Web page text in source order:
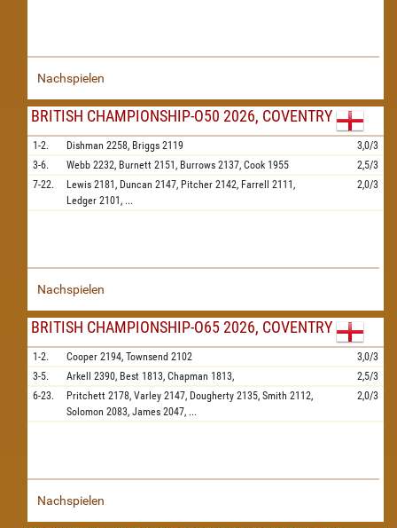
Nachspielen
BRITISH CHAMPIONSHIP-O50 2026, COVENTRY
1-2. Dishman 2258, Briggs 2119
3,0/3
3-6.
Webb 2232, Burnett 2151, Burrows 2137, Cook 1955
2,5/3
7-22.
Lewis 2181, Duncan 2147, Pitcher 2142, Farrell
2111,
Ledger 2101, ...
2,0/3
Nachspielen
BRITISH CHAMPIONSHIP-O65 2026, COVENTRY
1-2. Cooper 2194, Townsend 2102
3,0/3
3-5.
Arkell 2390, Best 1813, Chapman 1813,
2,5/3
6-23.
Pritchett 2178, Varley 2147, Dougherty 2135, Smith 2112,
Solomon 2083, James 2047, ...
2,0/3
Nachspielen